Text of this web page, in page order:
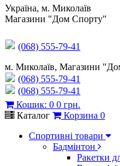
Україна, м. Миколаїв
Магазини "Дом Спорту"
(068) 555-79-41
м. Миколаїв, Магазини
(068) 555-79-41
(068) 555-79-41
Кошик: 0 0 грн.
Каталог
Корзина 0
Спортивні товари
Бадмінтон
Ракетки